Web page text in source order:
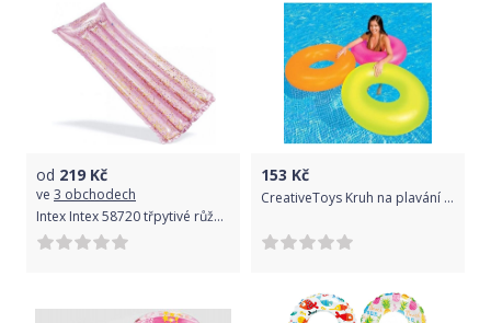
od 219 Kč
ve 3 obchodech
Intex Intex 58720 třpytivé růžové 170x53x15 cm
153 Kč
CreativeToys Kruh na plavání neon